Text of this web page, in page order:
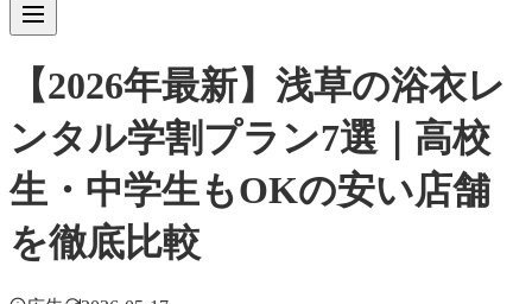
【2026年最新】浅草の浴衣レ
ンタル学割プラン7選｜高校
生・中学生もOKの安い店舗
を徹底比較